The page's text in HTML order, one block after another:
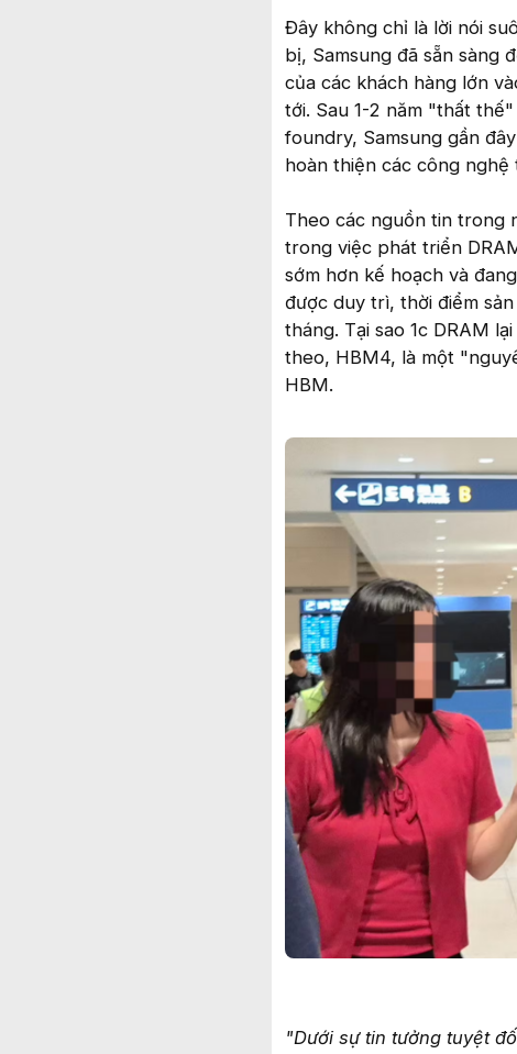
Đây không chỉ là lời nói
bị, Samsung đã sẵn sàng
của các khách hàng lớn
tới. Sau 1-2 năm "thất
foundry, Samsung gần
hoàn thiện các công
Theo các nguồn tin trong
trong việc phát triển
sớm hơn kế hoạch và
được duy trì, thời điểm
tháng. Tại sao 1c DRAM
theo, HBM4, là một
HBM.
"Dưới sự tin tưởng tuyệt